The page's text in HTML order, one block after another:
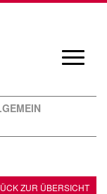
ZUR ÜBERSICHT